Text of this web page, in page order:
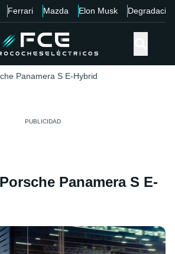
Ferrari Mazda Elon Musk Degradación
Panamera S E-Hybrid
Panamera S E-